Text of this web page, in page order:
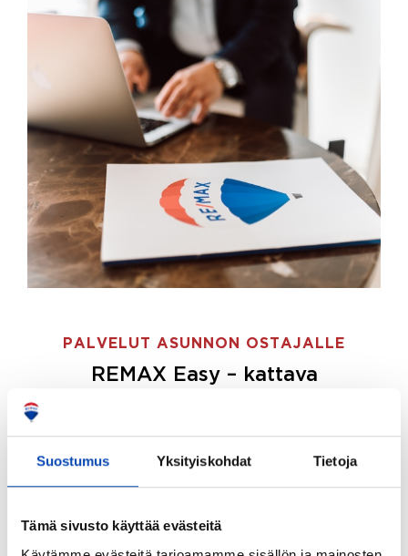
Suostumus Yksityiskohdat Tietoja
Tämä sivusto käyttää evästeitä
PALVELUT ASUNNON OSTAJALLE
REMAX Easy – kattava
ostajille.
Tee ostotoimeksianto ja etsimme juuri